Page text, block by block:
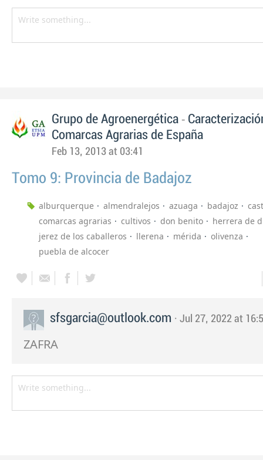
Grupo de Agroenergética -
Comarcas Agrarias de España
Feb 13, 2013 at 03:41
Tomo 9: Provincia de Badajoz
alburquerque almendralejos azuaga badajoz
comarcas agrarias
cultivos don benito
herrera de
jerez de los caballeros
llerena mérida
olivenza
puebla de alcocer
sfsgarcia@outlook.com · Jul 27, 2022 at
ZAFRA